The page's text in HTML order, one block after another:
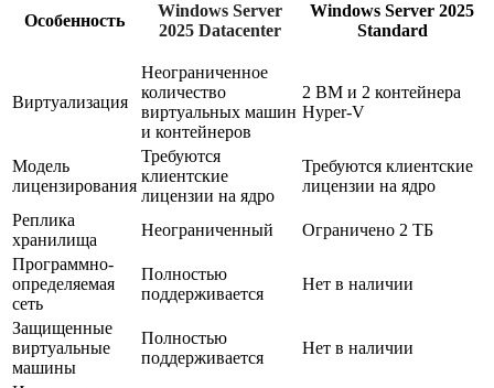
Особенность
Windows Server
2025 Datacenter
Windows Server 2025
Standard
Виртуализация
Неограниченное
количество
виртуальных машин
и контейнеров
2 ВМ и 2 контейнера
Hyper-V
Модель
лицензирования
Требуются
клиентские
лицензии на ядро
Требуются клиентские
лицензии на ядро
Реплика
хранилища
Неограниченный
Ограничено 2 ТБ
Программно-
определяемая
сеть
Полностью
поддерживается
Нет в наличии
Защищенные
виртуальные
машины
Полностью
поддерживается
Нет в наличии